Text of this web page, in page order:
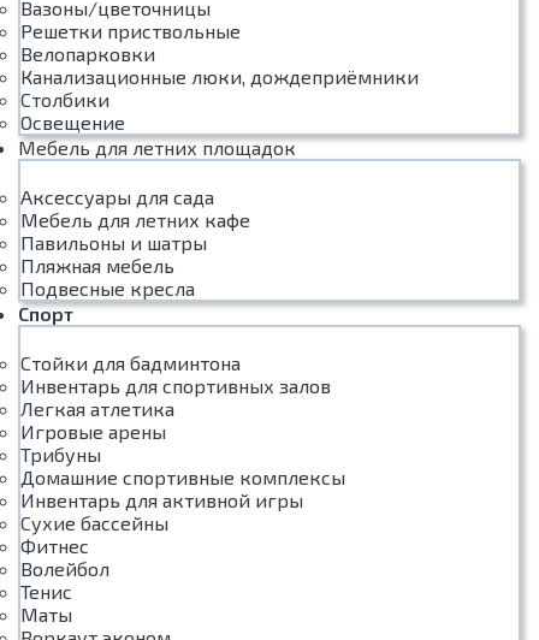
Вазоны/цветочницы
Решетки приствольные
Велопарковки
Канализационные люки, дождеприёмники
Столбики
Освещение
Мебель для летних площадок
Аксессуары для сада
Мебель для летних кафе
Павильоны и шатры
Пляжная мебель
Подвесные кресла
Спорт
Стойки для бадминтона
Инвентарь для спортивных залов
Легкая атлетика
Игровые арены
Трибуны
Домашние спортивные комплексы
Инвентарь для активной игры
Сухие бассейны
Фитнес
Волейбол
Тенис
Маты